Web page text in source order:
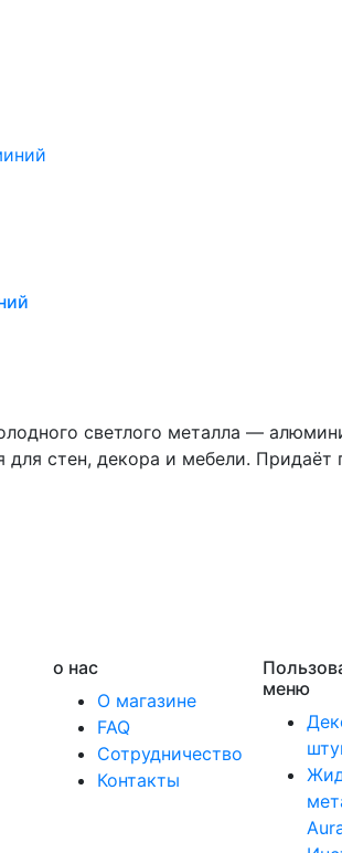
светлого металла —
стен, декора и мебели.
о нас
О магазине
FAQ
Сотрудничество
Контакты
меню